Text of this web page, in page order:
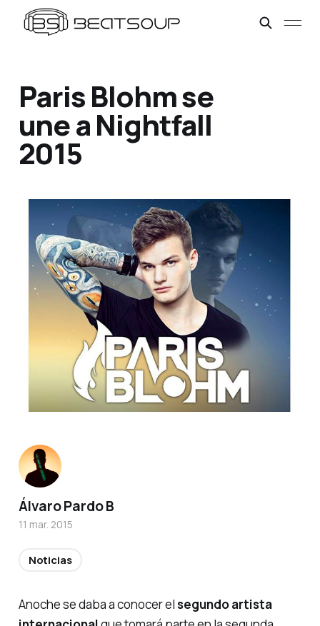
Paris Blohm se
une a Nightfall
2015
Anoche se daba a conocer elsegundo artista
Álvaro Pardo B
11 mar. 2015
Noticias